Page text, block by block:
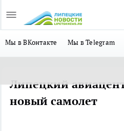
Мы в ВКонтакте Мы в Telegram
Липецкий
новый самолет